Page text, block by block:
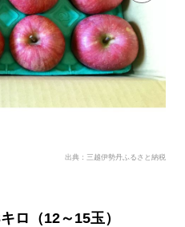
出典：三越伊勢丹ふるさと納税
ロ（12～15玉）